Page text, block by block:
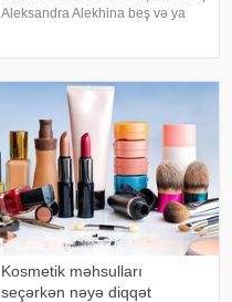
Aleksandra Alekhina beş və ya
artdığını deyib. İnsult ciddi və
Kosmetik məhsulları
seçərkən nəyə diqqət